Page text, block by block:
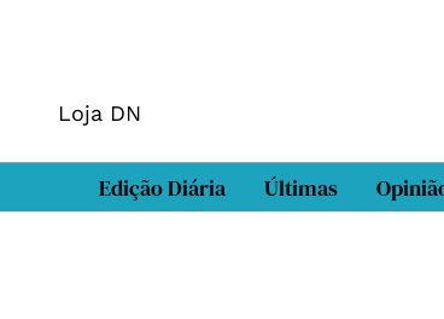
Loja DN
Edição Diária Últimas